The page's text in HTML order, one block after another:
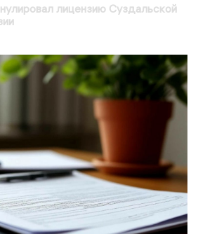
лицензию Суздальской